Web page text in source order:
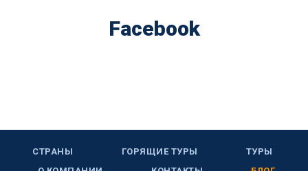
Facebook
СТРАНЫ ГОРЯЩИЕ ТУРЫ
ТУРЫ